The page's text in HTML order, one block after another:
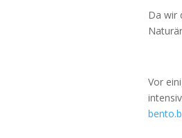
Da wir
Vor